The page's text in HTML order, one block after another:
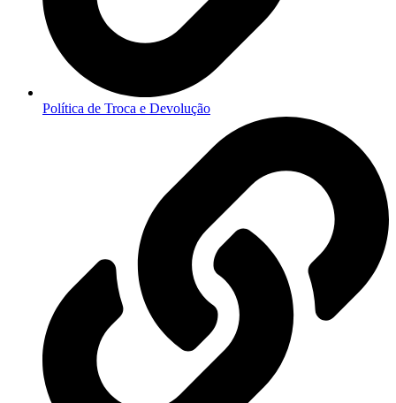
Política de Troca e Devolução